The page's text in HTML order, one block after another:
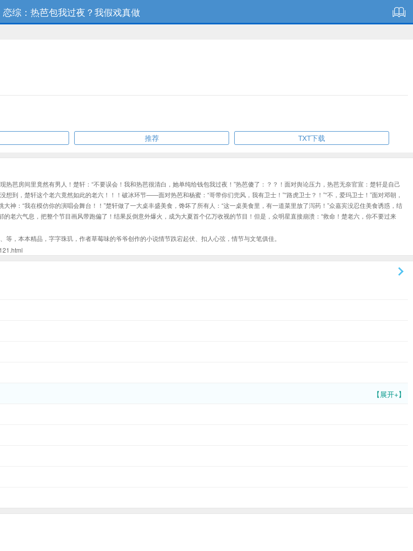
恋综：热芭包我过夜？我假戏真做
推荐 TXT下载
房间里竟然有男人！楚轩：“不要误会！我和热芭很清白，她单纯给钱包我过夜！”热芭傻了：？？！面对舆论压力，热芭无奈官宣：楚轩是自己
到，楚轩这个老六竟然如此的老六！！！破冰环节——面对热芭和杨蜜：“哥带你们兜风，我有卫士！”“路虎卫士？！”“不，爱玛卫士！”面对邓朝，
神：“我在模仿你的演唱会舞台！！”楚轩做了一大桌丰盛美食，馋坏了所有人：“这一桌美食里，有一道菜里放了泻药！”众嘉宾没忍住美食诱惑，结
老六气息，把整个节目画风带跑偏了！结果反倒意外爆火，成为大夏首个亿万收视的节目！但是，众明星直接崩溃：“救命！楚老六，你不要过来
等，本本精品，字字珠玑，作者草莓味的爷爷创作的小说情节跌宕起伏、扣人心弦，情节与文笔俱佳。
【展开+】